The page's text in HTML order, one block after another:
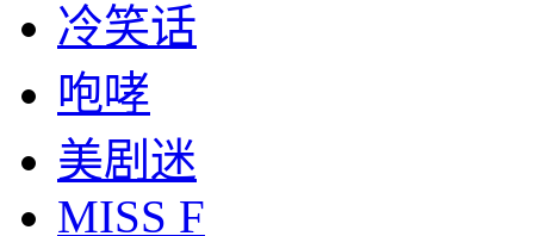
冷笑话
咆哮
美剧迷
MISS F